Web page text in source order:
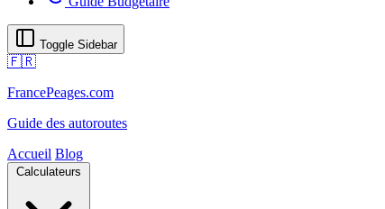
Toggle Sidebar
🇫🇷
FrancePeages.com
Guide des autoroutes
Accueil Blog
Calculateurs